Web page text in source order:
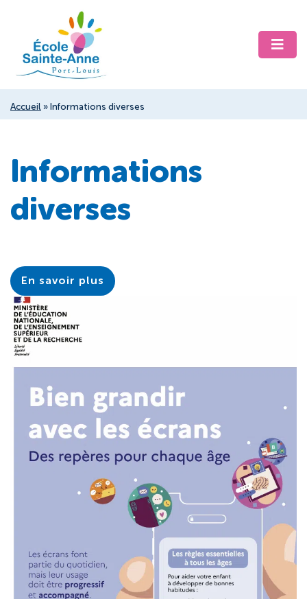
Accueil » Informations diverses
Informations
diverses
En savoir plus